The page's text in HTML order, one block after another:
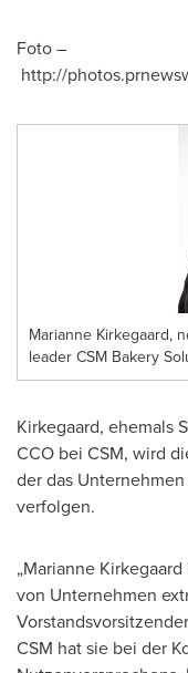
Foto –
http://
Marianne Kirkegaard,
leader CSM Bakery
Kirkegaard, ehemals
CCO bei CSM, wird
der das
verfolgen.
„Marianne
von Unternehmen
CSM hat sie bei der